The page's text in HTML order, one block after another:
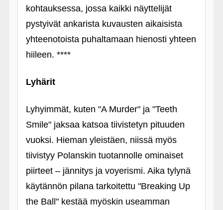
kohtauksessa, jossa kaikki näyttelijät
pystyivät ankarista kuvausten aikaisista
yhteenotoista puhaltamaan hienosti yhteen
hiileen. ****
Lyhärit
Lyhyimmät, kuten "A Murder" ja "Teeth
Smile" jaksaa katsoa tiivistetyn pituuden
vuoksi. Hieman yleistäen, niissä myös
tiivistyy Polanskin tuotannolle ominaiset
piirteet – jännitys ja voyerismi. Aika tylynä
käytännön pilana tarkoitettu "Breaking Up
the Ball" kestää myöskin useamman